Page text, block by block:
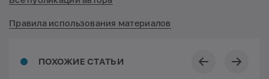
ПОХОЖИЕ СТАТЬИ
Правила использования материалов